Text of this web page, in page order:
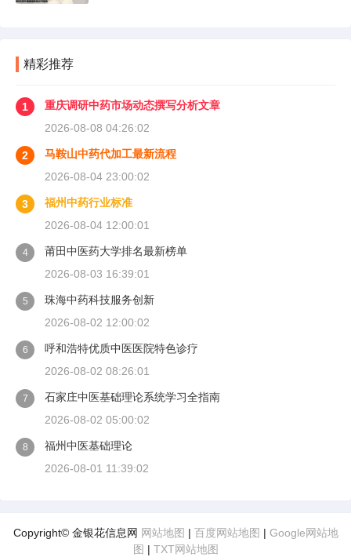
精彩推荐
1
重庆调研中药市场动态撰写分析文章
2026-08-08 04:26:02
2
马鞍山中药代加工最新流程
2026-08-04 23:00:02
3
福州中药行业标准
2026-08-04 12:00:01
4
莆田中医药大学排名最新榜单
2026-08-03 16:39:01
5
珠海中药科技服务创新
2026-08-02 12:00:02
6
呼和浩特优质中医医院特色诊疗
2026-08-02 08:26:01
7
石家庄中医基础理论系统学习全指南
2026-08-02 05:00:02
8
福州中医基础理论
2026-08-01 11:39:02
Copyright© 金银花信息网 网站地图 | 百度网站地图 | Google网站地
图 | TXT网站地图